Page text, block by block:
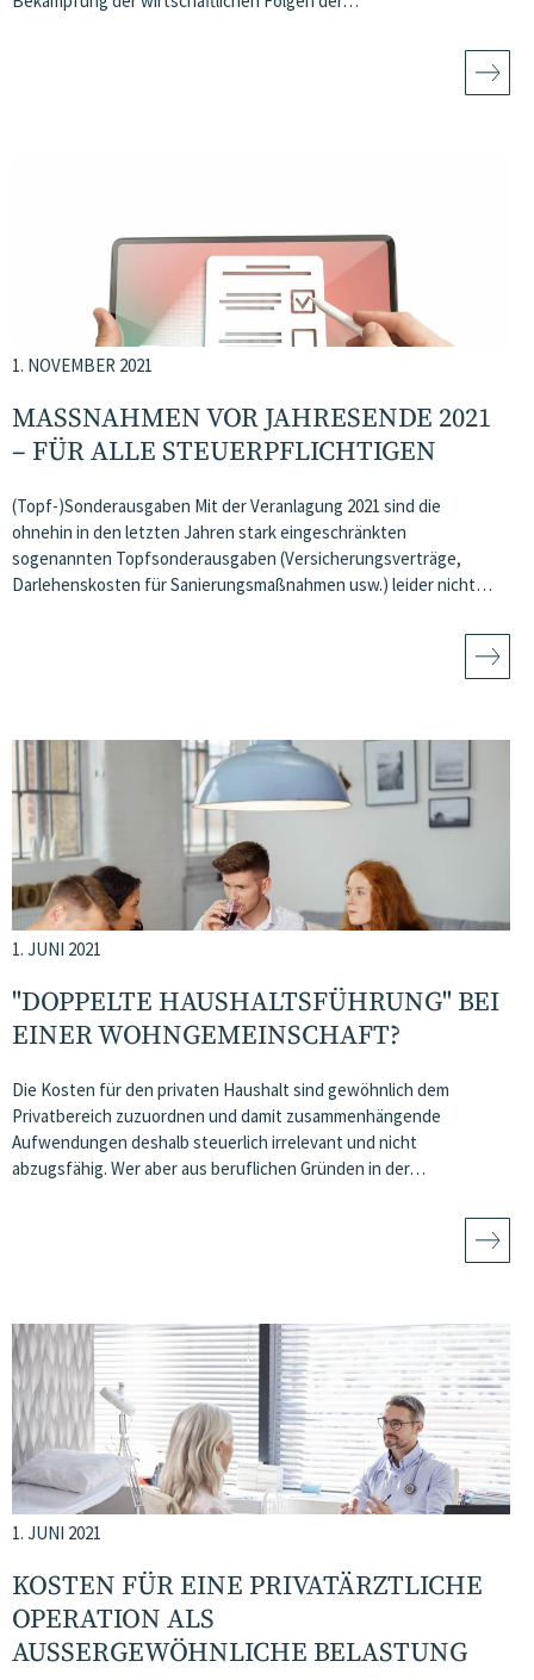
1. NOVEMBER 2021
MASSNAHMEN VOR JAHRESENDE 2021 –
FÜR ALLE STEUERPFLICHTIGEN
(Topf-)Sonderausgaben Mit der Veranlagung 2021 sind die
ohnehin in den letzten Jahren stark eingeschränkten
sogenannten Topfsonderausgaben (Versicherungsverträge,
Darlehenskosten für Sanierungsmaßnahmen usw.) leider nicht…
1. JUNI 2021
"DOPPELTE HAUSHALTSFÜHRUNG" BEI
EINER WOHNGEMEINSCHAFT?
Die Kosten für den privaten Haushalt sind gewöhnlich dem
Privatbereich zuzuordnen und damit zusammenhängende
Aufwendungen deshalb steuerlich irrelevant und nicht
abzugsfähig. Wer aber aus beruflichen Gründen in der…
1. JUNI 2021
KOSTEN FÜR EINE PRIVATÄRZTLICHE
OPERATION ALS
AUSSERGEWÖHNLICHE BELASTUNG